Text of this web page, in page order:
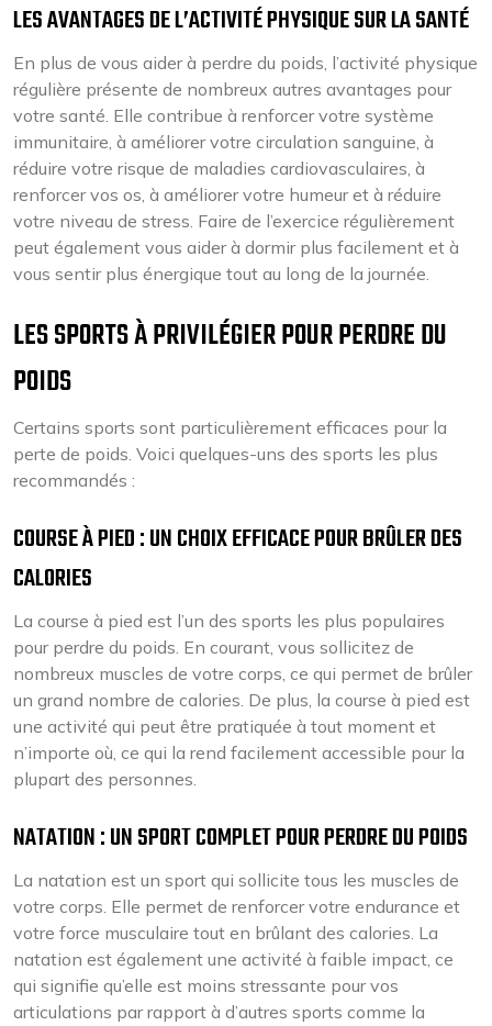
LES AVANTAGES DE L’ACTIVITÉ PHYSIQUE SUR LA SANTÉ
En plus de vous aider à perdre du poids, l’activité physique
régulière présente de nombreux autres avantages pour
votre santé. Elle contribue à renforcer votre système
immunitaire, à améliorer votre circulation sanguine, à
réduire votre risque de maladies cardiovasculaires, à
renforcer vos os, à améliorer votre humeur et à réduire
votre niveau de stress. Faire de l’exercice régulièrement
peut également vous aider à dormir plus facilement et à
vous sentir plus énergique tout au long de la journée.
LES SPORTS À PRIVILÉGIER POUR PERDRE DU
POIDS
Certains sports sont particulièrement efficaces pour la
perte de poids. Voici quelques-uns des sports les plus
recommandés :
COURSE À PIED : UN CHOIX EFFICACE POUR BRÛLER DES
CALORIES
La course à pied est l’un des sports les plus populaires
pour perdre du poids. En courant, vous sollicitez de
nombreux muscles de votre corps, ce qui permet de brûler
un grand nombre de calories. De plus, la course à pied est
une activité qui peut être pratiquée à tout moment et
n’importe où, ce qui la rend facilement accessible pour la
plupart des personnes.
NATATION : UN SPORT COMPLET POUR PERDRE DU POIDS
La natation est un sport qui sollicite tous les muscles de
votre corps. Elle permet de renforcer votre endurance et
votre force musculaire tout en brûlant des calories. La
natation est également une activité à faible impact, ce
qui signifie qu’elle est moins stressante pour vos
articulations par rapport à d’autres sports comme la